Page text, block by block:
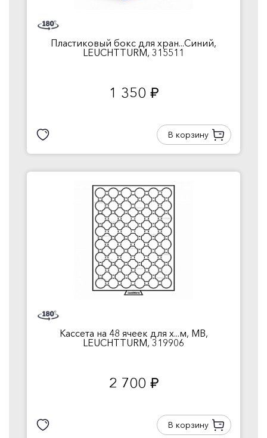
Пластиковый бокс для хран...Синий,
LEUCHTTURM, 315511
1 350 руб.
В корзину
Кассета на 48 ячеек для х...м, MB,
LEUCHTTURM, 319906
2 700 руб.
В корзину